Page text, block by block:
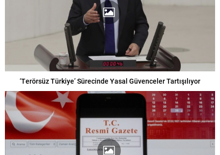
‘Terörsüz Türkiye’ Sürecinde Yasal Güvenceler Tartışılıyor